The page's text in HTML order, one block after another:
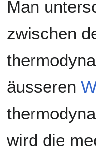
Man
zwischen
äusseren
wird die